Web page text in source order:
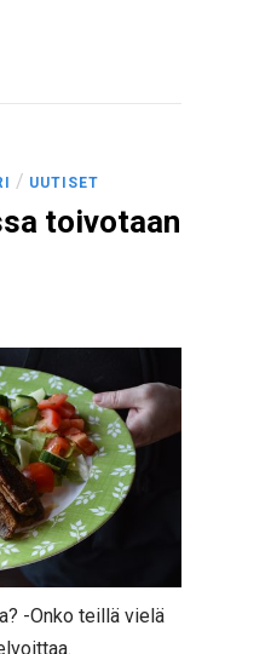
/ UUTISET
toivotaan
-Onko teillä vielä